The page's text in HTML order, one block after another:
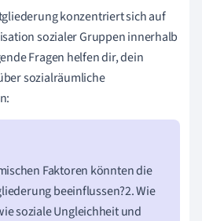
konzentriert sich auf
sozialer Gruppen innerhalb
Fragen helfen dir, dein
sozialräumliche
Faktoren könnten die
beeinflussen?2. Wie
soziale Ungleichheit und